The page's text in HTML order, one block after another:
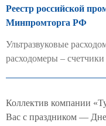
Реестр российской
Минпромторга РФ
Ультразвуковые
расходомеры –
Коллектив компании
Вас с праздником —